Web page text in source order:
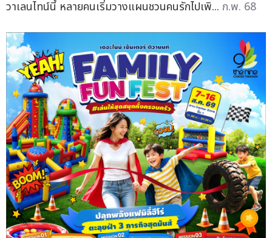
วาเลนไทน์นี้ หลายคนเริ่มวางแผนชวนคนรักไปเพิ... ก.พ. 68